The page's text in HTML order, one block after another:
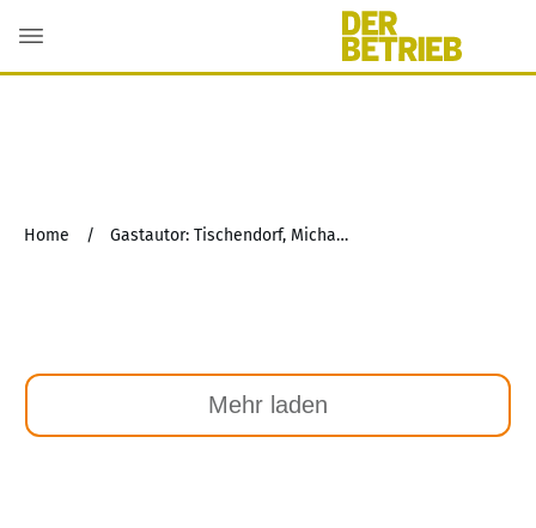
Home / Gastautor: Tischendorf, Michael
Mehr laden